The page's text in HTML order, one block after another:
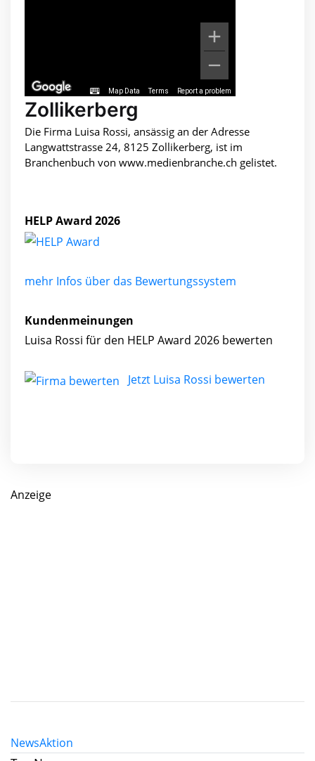
Map Data Terms Report a problem
Zollikerberg
Die Firma Luisa Rossi, ansässig an der Adresse
Langwattstrasse 24, 8125 Zollikerberg, ist im
Branchenbuch von www.medienbranche.ch gelistet.
HELP Award 2026
mehr Infos über das Bewertungssystem
Kundenmeinungen
Luisa Rossi für den HELP Award 2026 bewerten
Jetzt Luisa Rossi bewerten
Anzeige
NewsAktion